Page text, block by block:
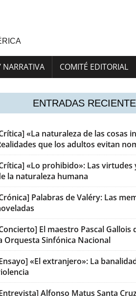
NARRATIVA COMITÉ EDITORIAL
ENTRADAS
«La naturaleza de las cosas
que los adultos evitan
«Lo prohibido»: Las virtudes
la naturaleza humana
Palabras de Valéry: Las
El maestro Pascal Gallois
Orquesta Sinfónica Nacional
«El extranjero»: La
Alfonso Matus Santa